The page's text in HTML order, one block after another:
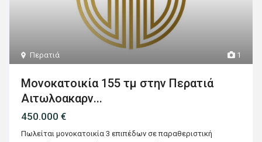
1
Περατιά
Μονοκατοικία 155 τμ στην Περατιά
Αιτωλοακαρν...
450.000 €
Πωλείται μονοκατοικία 3 επιπέδων σε παραθεριστική